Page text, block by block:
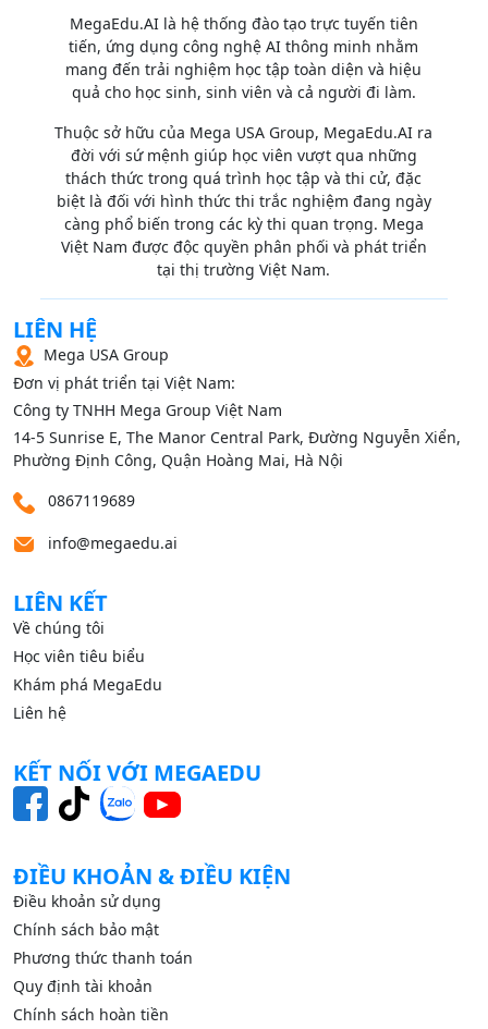
MegaEdu.AI là hệ thống đào tạo trực tuyến tiên
tiến, ứng dụng công nghệ AI thông minh nhằm
mang đến trải nghiệm học tập toàn diện và hiệu
quả cho học sinh, sinh viên và cả người đi làm.
Thuộc sở hữu của Mega USA Group, MegaEdu.AI ra
đời với sứ mệnh giúp học viên vượt qua những
thách thức trong quá trình học tập và thi cử, đặc
biệt là đối với hình thức thi trắc nghiệm đang ngày
càng phổ biến trong các kỳ thi quan trọng. Mega
Việt Nam được độc quyền phân phối và phát triển
tại thị trường Việt Nam.
LIÊN HỆ
Mega USA Group
Đơn vị phát triển tại Việt Nam:
Công ty TNHH Mega Group Việt Nam
14‑5 Sunrise E, The Manor Central Park, Đường Nguyễn Xiển,
Phường Định Công, Quận Hoàng Mai, Hà Nội
0867119689
info@megaedu.ai
LIÊN KẾT
Về chúng tôi
Học viên tiêu biểu
Khám phá MegaEdu
Liên hệ
KẾT NỐI VỚI MEGAEDU
ĐIỀU KHOẢN & ĐIỀU KIỆN
Điều khoản sử dụng
Chính sách bảo mật
Phương thức thanh toán
Quy định tài khoản
Chính sách hoàn tiền